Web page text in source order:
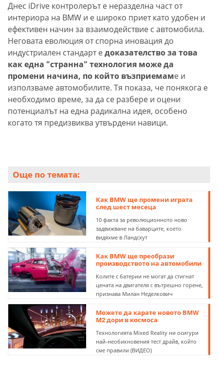
Днес iDrive контролерът е неразделна част от
интериора на BMW и е широко приет като удобен и
ефективен начин за взаимодействие с автомобила.
Неговата еволюция от спорна иновация до
индустриален стандарт едоказателство за това
как една "странна" технология може да
промени начина, по който възприемаме и
използваме автомобилите. Тя показа, че понякога е
необходимо време, за да се разбере и оцени
потенциалът на една радикална идея, особено
когато тя предизвиква утвърдени навици.
Още по темата:
Как BMW ще промени играта
след шест месеца
10 факта за революционното ново
задвижване на баварците, което
видяхме в Ландсхут
Как BMW ще преобрази
производството на автомобили
Колите с батерии не могат да стигнат
цената на двигателя с вътрешно горене,
признава Милан Неделкович
Можете да карате новото BMW
M2 дори в космоса
Технологията Mixed Reality ни осигури
най-необикновения тест драйв, който
сме правили (ВИДЕО)